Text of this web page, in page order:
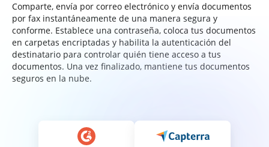
Comparte, envía por correo electrónico y envía documentos
por fax instantáneamente de una manera segura y
conforme. Establece una contraseña, coloca tus documentos
en carpetas encriptadas y habilita la autenticación del
destinatario para controlar quién tiene acceso a tus
documentos. Una vez finalizado, mantiene tus documentos
seguros en la nube.